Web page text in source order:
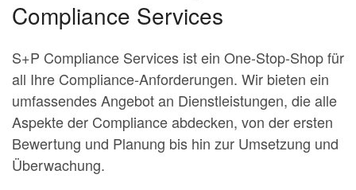
Compliance Services
S+P Compliance Services ist ein One-Stop-Shop für
all Ihre Compliance-Anforderungen. Wir bieten ein
umfassendes Angebot an Dienstleistungen, die alle
Aspekte der Compliance abdecken, von der ersten
Bewertung und Planung bis hin zur Umsetzung und
Überwachung.